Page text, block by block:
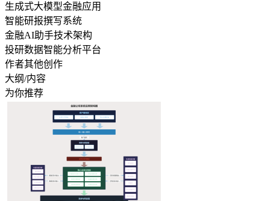
生成式大模型金融应用
智能研报撰写系统
金融AI助手技术架构
投研数据智能分析平台
作者其他创作
大纲/内容
为你推荐